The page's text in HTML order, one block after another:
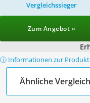
Vergleichssieger
Zum Angebot »
ⓘ Informationen zur
Ähnliche